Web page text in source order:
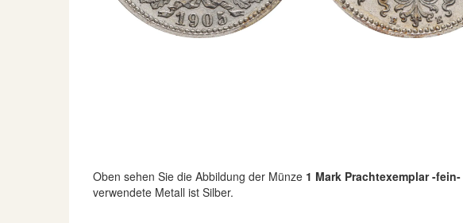
Oben sehen Sie die Abbildung der Münze 1 Mark Prachtexemplar -fein-
verwendete Metall ist Silber.